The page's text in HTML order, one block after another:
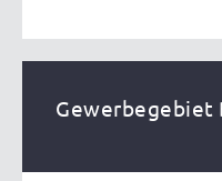
Gewerbegebiet